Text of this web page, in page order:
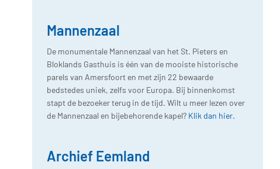
Mannenzaal
De monumentale Mannenzaal van het St. Pieters en
Bloklands Gasthuis is één van de mooiste historische
parels van Amersfoort en met zijn 22 bewaarde
bedstedes uniek, zelfs voor Europa. Bij binnenkomst
stapt de bezoeker terug in de tijd. Wilt u meer lezen over
de Mannenzaal en bijebehorende kapel? Klik dan hier.
Archief Eemland